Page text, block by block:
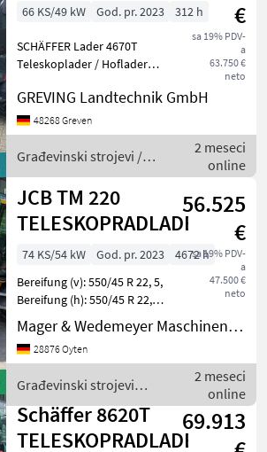
€
sa 19% PDV-
a
63.750 €
neto
66 KS/49 kW God. pr. 2023 312 h
SCHÄFFER Lader 4670T
Teleskoplader / Hoflader
Motor V2403-CR-T 66 PS in
Serienausrüstung Serien -
Nr.: 3469C028, Baujahr 2023
- druckloser
GREVING Landtechnik GmbH
48268 Greven
Građevinski strojevi /
Schäffer
2 meseci
online
JCB TM 220
TELESKOPRADLADER
56.525
€
sa 19% PDV-
a
47.500 €
neto
74 KS/54 kW God. pr. 2023
4672 h
Bereifung (v): 550/45 R 22, 5,
Bereifung (h): 550/45 R 22, 5,
Geschwindigkeit: 20 km/h,
Arbeitsscheinwerfer 2x
hinten, Arbeitsscheinwerfer
Mager & Wedemeyer Maschinenvertrieb GmbH & Co. KG
28876 Oyten
Građevinski strojevi /
JCB
2 meseci
online
Schäffer 8620T
TELESKOPRADLADER
69.913